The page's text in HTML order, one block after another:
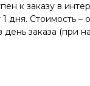
к заказу в
1 дня. Стоимость –
день заказа (при